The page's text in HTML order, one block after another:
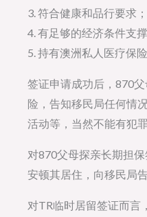
3. 符合健康和品行要求；
4. 有足够的经济条件支
5. 持有澳洲私人医疗保险
签证申请成功后，870
险，告知移民局任何情
活动等，当然不能有犯罪
对870父母探亲长期担
安顿其居住，向移民局
对TR临时居留签证而言